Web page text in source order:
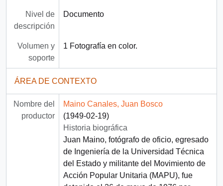
Nivel de
descripción
Documento
Volumen y
soporte
1 Fotografía en color.
ÁREA DE CONTEXTO
Nombre del
productor
Maino Canales, Juan Bosco
(1949-02-19)
Historia biográfica
Juan Maino, fotógrafo de oficio, egresado
de Ingeniería de la Universidad Técnica
del Estado y militante del Movimiento de
Acción Popular Unitaria (MAPU), fue